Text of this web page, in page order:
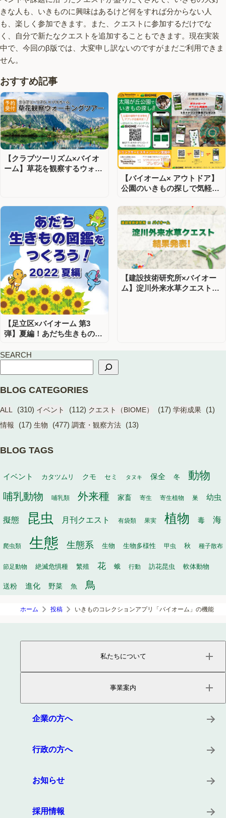
きな人も、いきものに興味はあるけど何をすれば分からない人
も、楽しく参加できます。また、クエストに参加するだけでな
く、自分で新たなクエストを追加することもできます。現在実装
中で、今回のβ版では、大変申し訳ないのですがまだご利用できま
せん。
おすすめ記事
【クラブツーリズム×バイオ
ーム】草花を観察するウォー
【バイオーム× アウトドア】
公園のいきもの探しで気軽に
ービスキャンペーンも♪
【足立区×バイオーム 第3
弾】夏編！あだち生きもの図
【建設技術研究所×バイオー
ム】淀川外来水草クエスト結
SEARCH
BLOG CATEGORIES
ALL (310) イベント (112) クエスト（BIOME） (17) 学術成果 (1)
情報 (17) 生物 (477) 調査・観察方法 (13)
BLOG TAGS
イベント カタツムリ クモ セミ タヌキ 保全 冬 動物
哺乳動物 哺乳類 外来種 家畜 寄生 寄生植物 巣 幼虫
擬態 昆虫 月刊クエスト 有袋類 果実 植物 毒 海
爬虫類 生態 生態系 生物 生物多様性 甲虫 秋 種子散布
節足動物 絶滅危惧種 繁殖 花 蛾 行動 訪花昆虫 軟体動物
送粉 進化 野菜 魚 鳥
ホーム 投稿 いきものコレクションアプリ「バイオーム」の機能
私たちについて
役員紹介
沿革
所在地
事業案内
プロダクト
企業の方へ
行政の方へ
お知らせ
採用情報